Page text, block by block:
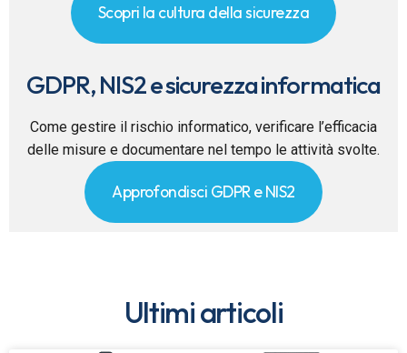
Scopri la cultura della sicurezza
GDPR, NIS2 e sicurezza informatica
Come gestire il rischio informatico, verificare l’efficacia
delle misure e documentare nel tempo le attività svolte.
Approfondisci GDPR e NIS2
Ultimi articoli